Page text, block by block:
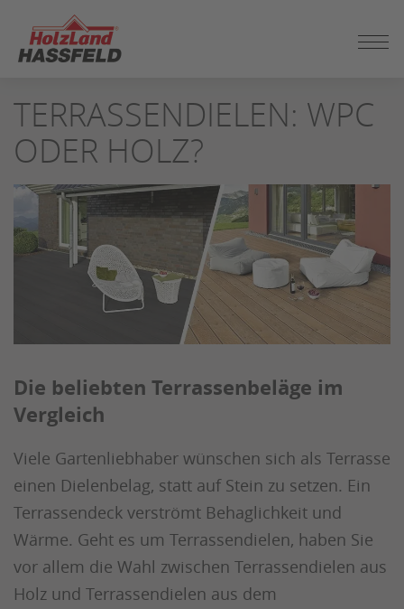
SEITENINHALT
SPRINGEN
TERRASSENDIELEN: WPC
ODER HOLZ?
Die beliebten Terrassenbeläge im
Vergleich
Viele Gartenliebhaber wünschen sich als Terrasse
einen Dielenbelag, statt auf Stein zu setzen. Ein
Terrassendeck verströmt Behaglichkeit und
Wärme. Geht es um Terrassendielen, haben Sie
vor allem die Wahl zwischen Terrassendielen aus
Holz und Terrassendielen aus dem